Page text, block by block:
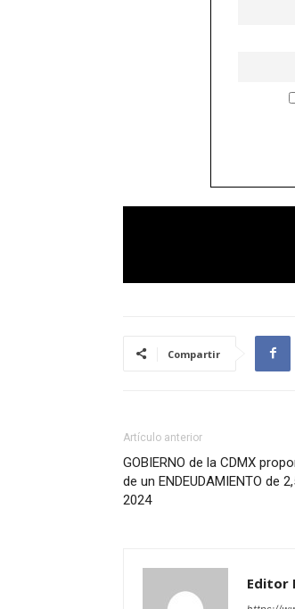
Compartir
Artículo anterior
GOBIERNO de la CDMX
de un ENDEUDAMIENTO de
2024
Editor